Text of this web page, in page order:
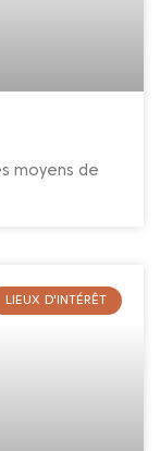
moyens de
LIEUX D'INTÉRÊT